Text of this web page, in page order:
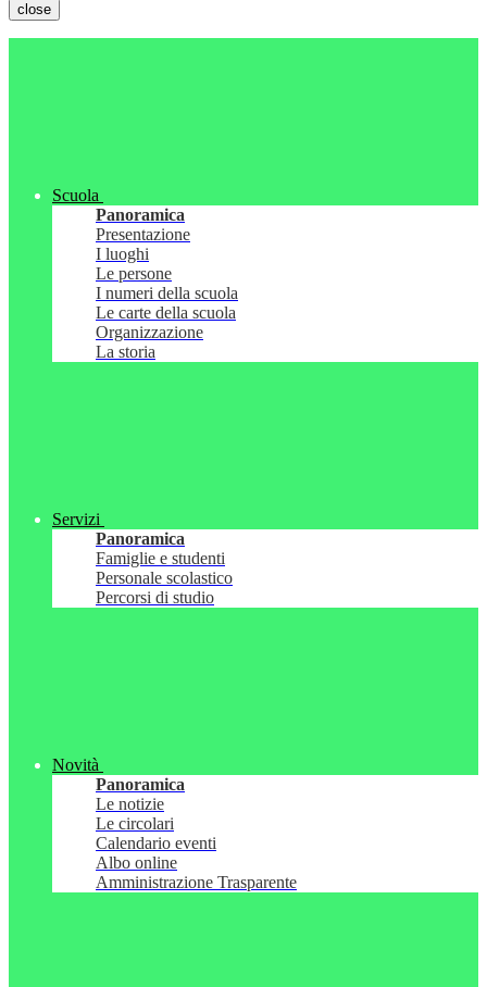
close
Scuola
Panoramica
Presentazione
I luoghi
Le persone
I numeri della scuola
Le carte della scuola
Organizzazione
La storia
Servizi
Panoramica
Famiglie e studenti
Personale scolastico
Percorsi di studio
Novità
Panoramica
Le notizie
Le circolari
Calendario eventi
Albo online
Amministrazione Trasparente